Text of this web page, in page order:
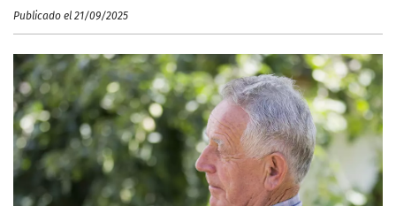
Publicado el 21/09/2025